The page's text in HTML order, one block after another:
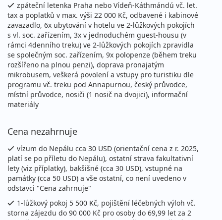
březen 2027
04.03. - 15.03.2027
čtvrtek - pondělí
polopenze
letecky
72 990 Kč
cena za 12 dní Podrobnosti
říjen 2027
úterý - sobota
72 990 Kč
cena za 12 dní Podrobnosti
zpáteční letenka Praha nebo Vídeň-Káthmándú vč. let.
tax a poplatků v max. výši 22 000 Kč, odbavené i kabinové
zavazadlo, 6x ubytování v hotelu ve 2-lůžkových pokojích
s vl. soc. zařízením, 3x v jednoduchém guest-housu (v
rámci 4denního treku) ve 2-lůžkových pokojích zpravidla
se společným soc. zařízením, 9x polopenze (během treku
rozšířeno na plnou penzi), doprava pronajatým
mikrobusem, veškerá povolení a vstupy pro turistiku dle
programu vč. treku pod Annapurnou, český průvodce,
místní průvodce, nosiči (1 nosič na dvojici), informační
materiály
Cena nezahrnuje
vízum do Nepálu cca 30 USD (orientační cena z r. 2025,
platí se po příletu do Nepálu), ostatní strava fakultativní
lety (viz příplatky), bakšišné (cca 30 USD), vstupné na
památky (cca 50 USD) a vše ostatní, co není uvedeno v
odstavci "Cena zahrnuje"
1-lůžkový pokoj 5 500 Kč, pojištění léčebných výloh vč.
storna zájezdu do 90 000 Kč pro osoby do 69,99 let za 2